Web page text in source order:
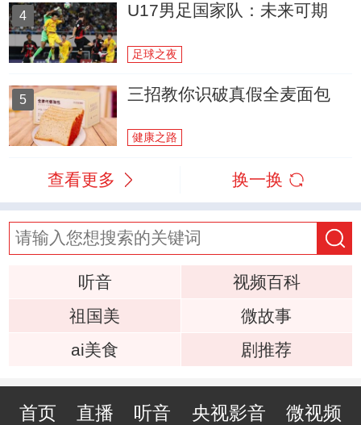
4 U17男足国家队：未来可期
足球之夜
5 三招教你识破真假全麦面包
健康之路
查看更多 换一换
听音
视频百科
祖国美
微故事
ai美食
剧推荐
首页 直播 听音 央视影音 微视频